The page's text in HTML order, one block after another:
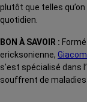
plutôt que telles
quotidien.
BON À SAVOIR :
ericksonienne,
s’est spécialisé dans
souffrent de maladies